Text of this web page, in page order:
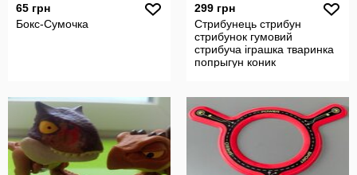
65 грн
Бокс-Сумочка
299 грн
Стрибунець стрибун
стрибунок гумовий
стрибуча іграшка тваринка
попрыгун коник